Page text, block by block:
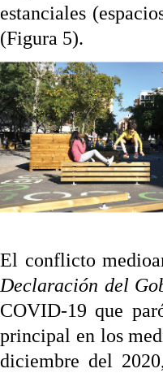
estanciales
(Figura 5).
El conflicto
Declaración del
COVID-19 que
principal en los
diciembre del